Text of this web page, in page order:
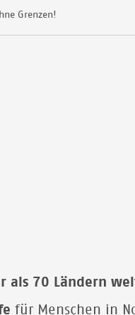
Grenzen!
als 70 Ländern
für Menschen in